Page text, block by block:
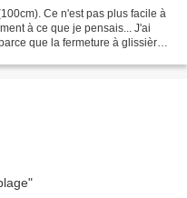
Ce n'est pas plus facile à
à ce que je pensais... J'ai
que la fermeture à glissière